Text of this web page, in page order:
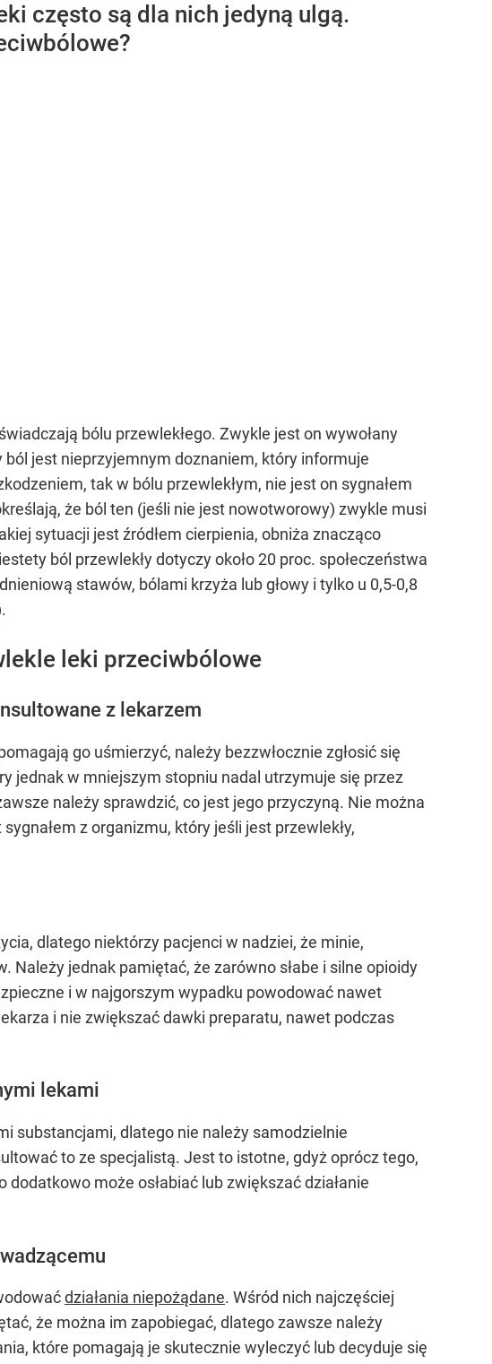
często są dla nich jedyną ulgą.
bólu przewlekłego. Zwykle jest on wywołany
jest nieprzyjemnym doznaniem, który informuje
tak w bólu przewlekłym, nie jest on sygnałem
że ból ten (jeśli nie jest nowotworowy) zwykle musi
sytuacji jest źródłem cierpienia, obniża znacząco
ból przewlekły dotyczy około 20 proc. społeczeństwa
stawów, bólami krzyża lub głowy i tylko u 0,5-0,8
leki przeciwbólowe
z lekarzem
go uśmierzyć, należy bezzwłocznie zgłosić się
jednak w mniejszym stopniu nadal utrzymuje się przez
należy sprawdzić, co jest jego przyczyną. Nie można
z organizmu, który jeśli jest przewlekły,
dlatego niektórzy pacjenci w nadziei, że minie,
jednak pamiętać, że zarówno słabe i silne opioidy
i w najgorszym wypadku powodować nawet
i nie zwiększać dawki preparatu, nawet podczas
lekami
substancjami, dlatego nie należy samodzielnie
to ze specjalistą. Jest to istotne, gdyż oprócz tego,
może osłabiać lub zwiększać działanie
działania niepożądane. Wśród nich najczęściej
że można im zapobiegać, dlatego zawsze należy
które pomagają je skutecznie wyleczyć lub decyduje się